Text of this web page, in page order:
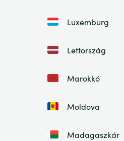
Luxemburg
Lettország
Marokkó
Moldova
Madagaszkár